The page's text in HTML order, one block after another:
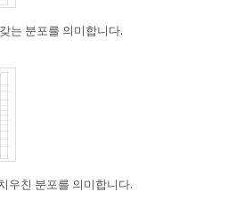
는 분포를 의미합니다.
우친 분포를 의미합니다.